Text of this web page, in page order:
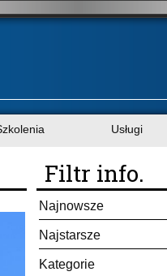
Usługi
Filtr info.
Najnowsze
Najstarsze
Kategorie